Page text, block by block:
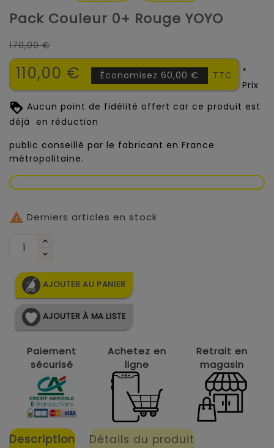
Pack Couleur 0+ Rouge YOYO
170,00 €
110,00 € Économisez 60,00 € TTC
Aucun point de fidélité offert car ce produit est
déjà en réduction
*
Prix
public conseillé par le fabricant en France
métropolitaine.
 Derniers articles en stock
AJOUTER AU PANIER
AJOUTER À MA LISTE
Paiement
sécurisé
Achetez en
ligne
Retrait en
magasin
Description Détails du produit